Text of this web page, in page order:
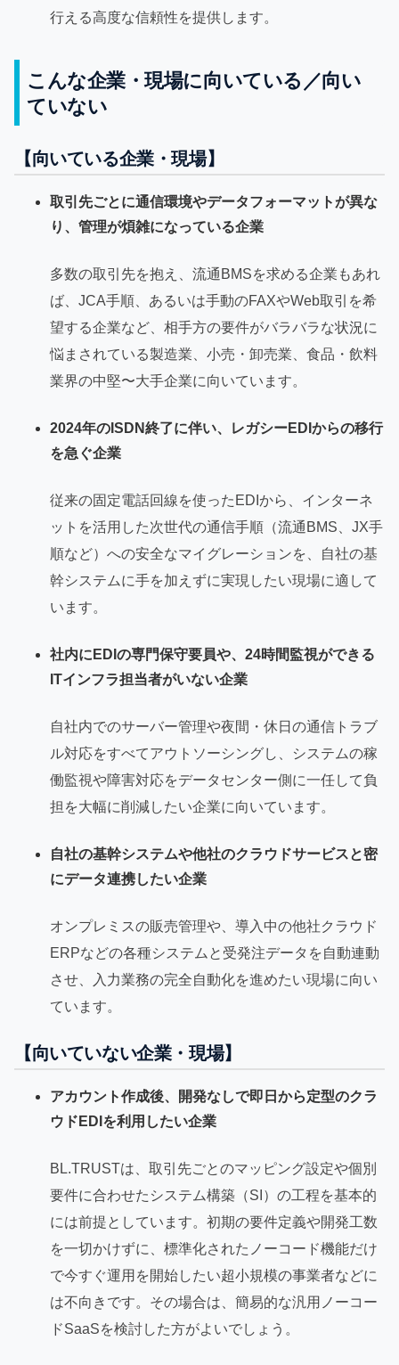
行える高度な信頼性を提供します。
こんな企業・現場に向いている／向い
ていない
【向いている企業・現場】
取引先ごとに通信環境やデータフォーマットが異な
り、管理が煩雑になっている企業
多数の取引先を抱え、流通BMSを求める企業もあれ
ば、JCA手順、あるいは手動のFAXやWeb取引を希
望する企業など、相手方の要件がバラバラな状況に
悩まされている製造業、小売・卸売業、食品・飲料
業界の中堅〜大手企業に向いています。
2024年のISDN終了に伴い、レガシーEDIからの移行
を急ぐ企業
従来の固定電話回線を使ったEDIから、インターネ
ットを活用した次世代の通信手順（流通BMS、JX手
順など）への安全なマイグレーションを、自社の基
幹システムに手を加えずに実現したい現場に適して
います。
社内にEDIの専門保守要員や、24時間監視ができる
ITインフラ担当者がいない企業
自社内でのサーバー管理や夜間・休日の通信トラブ
ル対応をすべてアウトソーシングし、システムの稼
働監視や障害対応をデータセンター側に一任して負
担を大幅に削減したい企業に向いています。
自社の基幹システムや他社のクラウドサービスと密
にデータ連携したい企業
オンプレミスの販売管理や、導入中の他社クラウド
ERPなどの各種システムと受発注データを自動連動
させ、入力業務の完全自動化を進めたい現場に向い
ています。
【向いていない企業・現場】
アカウント作成後、開発なしで即日から定型のクラ
ウドEDIを利用したい企業
BL.TRUSTは、取引先ごとのマッピング設定や個別
要件に合わせたシステム構築（SI）の工程を基本的
には前提としています。初期の要件定義や開発工数
を一切かけずに、標準化されたノーコード機能だけ
で今すぐ運用を開始したい超小規模の事業者などに
は不向きです。その場合は、簡易的な汎用ノーコー
ドSaaSを検討した方がよいでしょう。